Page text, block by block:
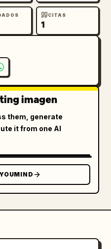
CITAS
1
imagen
them, generate
it from one AI